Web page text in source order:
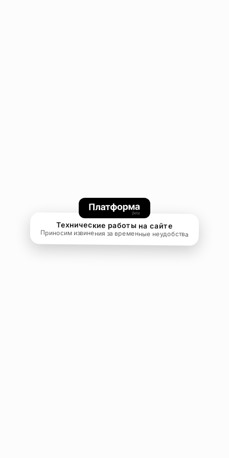
Технические работы на сайте
Приносим извинения за временные неудобства